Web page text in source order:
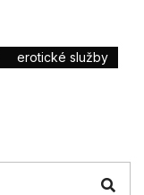
erotické služby